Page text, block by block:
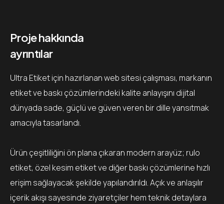
Proje hakkında
ayrıntılar
Ultra Etiket için hazırlanan web sitesi çalışması, markanın
etiket ve baskı çözümlerindeki kalite anlayışını dijital
dünyada sade, güçlü ve güven veren bir dille yansıtmak
amacıyla tasarlandı.
Ürün çeşitliliğini ön plana çıkaran modern arayüz; rulo
etiket, özel kesim etiket ve diğer baskı çözümlerine hızlı
erişim sağlayacak şekilde yapılandırıldı. Açık ve anlaşılır
içerik akışı sayesinde ziyaretçiler hem teknik detaylara